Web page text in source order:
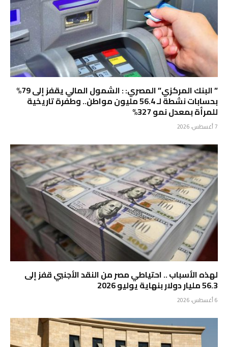
” البنك المركزي” المصري: : الشمول المالي يقفز إلى 79%
بحسابات نشطة لـ 56.4 مليون مواطن.. وطفرة تاريخية
للمرأة بمعدل نمو 327%
7 أغسطس، 2026
لهذه الأسباب .. احتياطي مصر من النقد الأجنبي قفز إلى
56.3 مليار دولار بنهاية يوليو 2026
6 أغسطس، 2026